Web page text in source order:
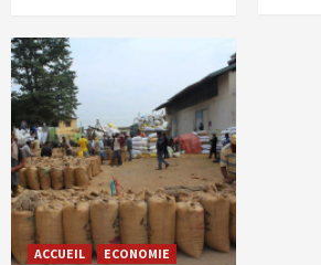
ACCUEIL ECONOMIE